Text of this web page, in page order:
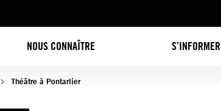
NOUS CONNAÎTRE S’INFORMER
Théâtre à Pontarlier